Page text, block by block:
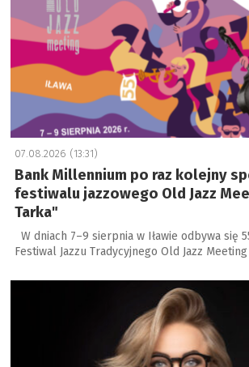
07.08.2026 (13:31)
Bank Millennium po raz kolejny
festiwalu jazzowego Old Jazz
Tarka"
W dniach 7–9 sierpnia w Iławie odbywa się
Festiwal Jazzu Tradycyjnego Old Jazz
a